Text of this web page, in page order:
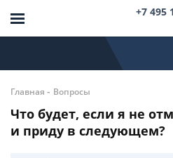
+7 495
Главная - Вопросы
Что будет, если я не
и приду в следующем?